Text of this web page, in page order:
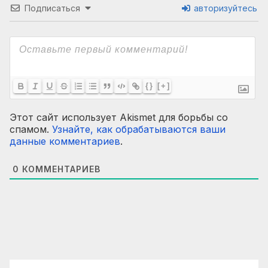
Подписаться авторизуйтесь
{} [+]
Этот сайт использует Akismet для борьбы со
спамом. Узнайте, как обрабатываются ваши
данные комментариев.
0 КОММЕНТАРИЕВ